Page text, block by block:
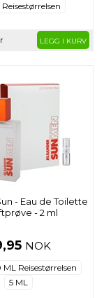
LEGG I KURV
- Eau de Toilette
- 2 ml
NOK
ML Reisestørrelsen
5 ML